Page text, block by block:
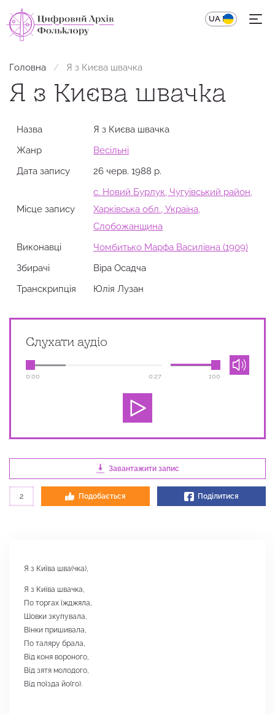
UA EN
Головна Я з Києва швачка
Я з Києва швачка
Назва
Я з Києва швачка
Жанр
Весільні
Дата запису
26 черв. 1988 р.
Місце запису
с. Новий Бурлук, Чугуївський район,
Харківська обл., Україна,
Слобожанщина
Виконавці
Чомбитько Марфа Василівна (1909)
Збирачi
Віра Осадча
Транскрипція
Юлія Лузан
Слухати аудіо
0:00 0:27 100
Завантажити запис
2 Подобається Поділитися
Я з Київа шва(чка),
Я з Київа швачка,
По торгах їжджяла,
Шовки зкупувала,
Вінки пришивала,
По таляру брала,
Від коня вороного,
Від зятя молодого,
Від поїзда йо(го).